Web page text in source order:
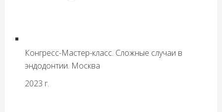
Конгресс-Мастер-класс. Сложные случаи в
эндодонтии. Москва
2023 г.